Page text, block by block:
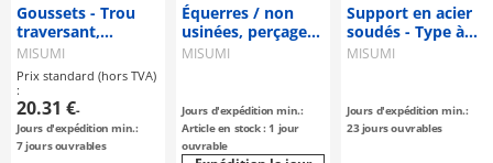
Goussets - Trou
traversant,
perpendicularité
standard
MISUMI
Prix standard (hors TVA)
:
20.31 €-
Jours d'expédition min.:
7 jours ouvrables
Équerres / non
usinées, perçage
traversant,
cylindrique / fonte
/ traitement au
choix
MISUMI
Jours d'expédition min.:
Article en stock : 1 jour
ouvrable
Support en acier
soudés - Type à
plaque
MISUMI
Jours d'expédition min.:
23 jours ouvrables